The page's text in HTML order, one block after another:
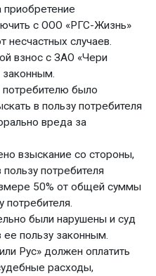
приобретение
с ООО «РГС-Жизнь»
несчастных случаев.
взнос с ЗАО «Чери
законным.
потребителю было
в пользу потребителя
вреда за
взыскание со стороны,
потребителя
50% от общей суммы
потребителя.
были нарушены и суд
ее пользу законным.
Рус» должен оплатить
расходы,